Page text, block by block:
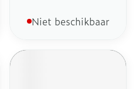
Niet beschikbaar